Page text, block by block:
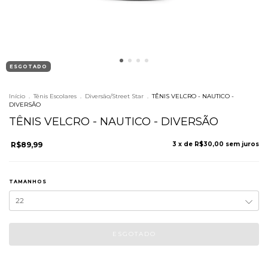
ESGOTADO
Início . Tênis Escolares . Diversão/Street Star . TÊNIS VELCRO - NAUTICO -
DIVERSÃO
TÊNIS VELCRO - NAUTICO - DIVERSÃO
R$89,99 3 x de R$30,00 sem juros
TAMANHOS